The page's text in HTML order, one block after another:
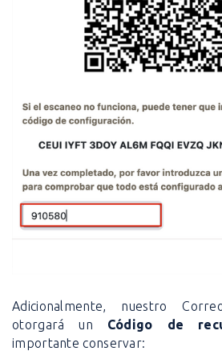
Adicionalmente, nuestro
otorgará un Código de
importante conservar: